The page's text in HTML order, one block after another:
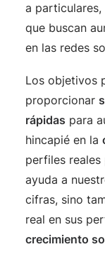
a particulares,
que buscan
en las redes
Los objetivos
proporcionar
rápidas para
hincapié en la
perfiles reales
ayuda a
cifras, sino
real en sus
crecimiento